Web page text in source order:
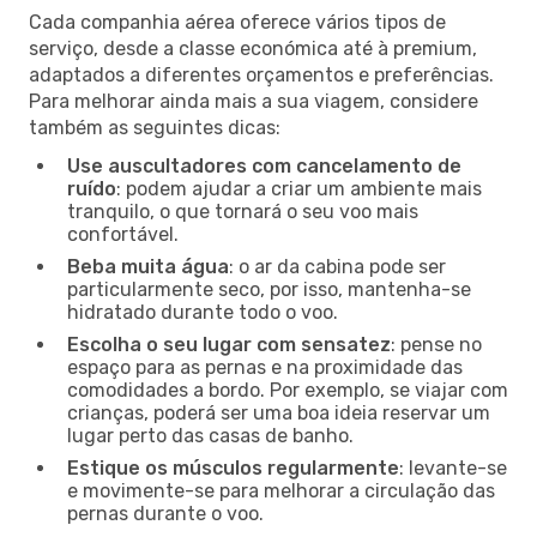
Cada companhia aérea oferece vários tipos de
serviço, desde a classe económica até à premium,
adaptados a diferentes orçamentos e preferências.
Para melhorar ainda mais a sua viagem, considere
também as seguintes dicas:
Use auscultadores com cancelamento de
ruído: podem ajudar a criar um ambiente mais
tranquilo, o que tornará o seu voo mais
confortável.
Beba muita água: o ar da cabina pode ser
particularmente seco, por isso, mantenha-se
hidratado durante todo o voo.
Escolha o seu lugar com sensatez: pense no
espaço para as pernas e na proximidade das
comodidades a bordo. Por exemplo, se viajar com
crianças, poderá ser uma boa ideia reservar um
lugar perto das casas de banho.
Estique os músculos regularmente: levante-se
e movimente-se para melhorar a circulação das
pernas durante o voo.